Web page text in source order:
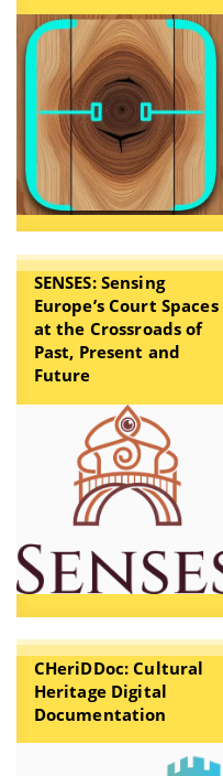
SENSES: Sensing
Europe’s Court Spaces
at the Crossroads of
Past, Present and
Future
CHeriDDoc: Cultural
Heritage Digital
Documentation